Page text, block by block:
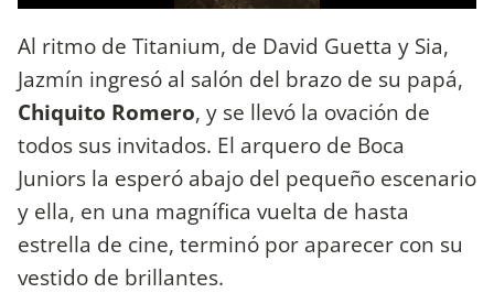
Al ritmo de Titanium, de David Guetta y Sia,
Jazmín ingresó al salón del brazo de su papá,
Chiquito Romero, y se llevó la ovación de
todos sus invitados. El arquero de Boca
Juniors la esperó abajo del pequeño escenario
y ella, en una magnífica vuelta de hasta
estrella de cine, terminó por aparecer con su
vestido de brillantes.